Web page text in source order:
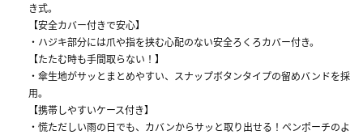
き式。
【安全カバー付きで安心】
・ハジキ部分には爪や指を挟む心配のない安全ろくろカバー付き。
【たたむ時も手間取らない！】
・傘生地がサッとまとめやすい、スナップボタンタイプの留めバンドを採
用。
【携帯しやすいケース付き】
・慌ただしい雨の日でも、カバンからサッと取り出せる！ペンポーチのよ